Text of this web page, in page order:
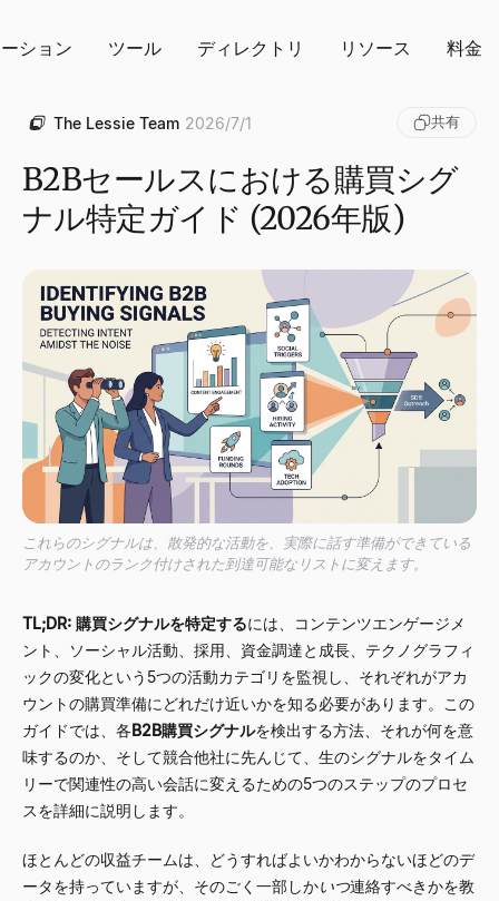
ション ツール ディレクトリ リソース 料金
The Lessie Team 2026/7/1 共有
B2Bセールスにおける購買シグ
ナル特定ガイド (2026年版)
これらのシグナルは、散発的な活動を、実際に話す準備ができている
アカウントのランク付けされた到達可能なリストに変えます。
TL;DR: 購買シグナルを特定するには、コンテンツエンゲージメ
ント、ソーシャル活動、採用、資金調達と成長、テクノグラフィ
ックの変化という5つの活動カテゴリを監視し、それぞれがアカ
ウントの購買準備にどれだけ近いかを知る必要があります。この
ガイドでは、各B2B購買シグナルを検出する方法、それが何を意
味するのか、そして競合他社に先んじて、生のシグナルをタイム
リーで関連性の高い会話に変えるための5つのステップのプロセ
スを詳細に説明します。
ほとんどの収益チームは、どうすればよいかわからないほどのデ
ータを持っていますが、そのごく一部しかいつ連絡すべきかを教